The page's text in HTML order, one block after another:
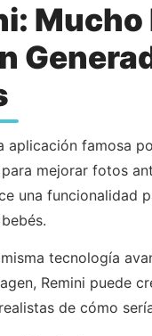
Mucho
aplicación famosa
mejorar fotos
una funcionalidad
tecnología
Remini puede
de cómo